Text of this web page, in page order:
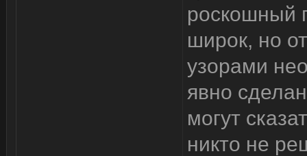
роскошный
широк, но
узорами
явно
могут
никто не